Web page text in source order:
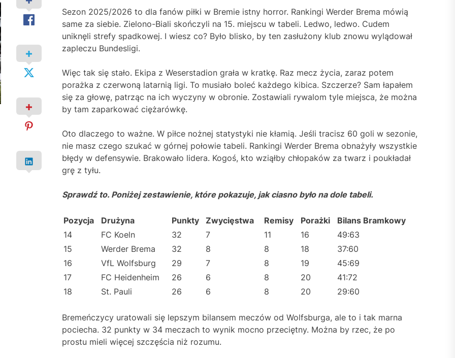
Sezon 2025/2026 to dla fanów piłki w Bremie istny horror. Rankingi Werder Brema mówią
same za siebie. Zielono-Biali skończyli na 15. miejscu w tabeli. Ledwo, ledwo. Cudem
uniknęli strefy spadkowej. I wiesz co? Było blisko, by ten zasłużony klub znowu wylądował
zapleczu Bundesligi.
Więc tak się stało. Ekipa z Weserstadion grała w kratkę. Raz mecz życia, zaraz potem
porażka z czerwoną latarnią ligi. To musiało boleć każdego kibica. Szczerze? Sam łapałem
się za głowę, patrząc na ich wyczyny w obronie. Zostawiali rywalom tyle miejsca, że można
by tam zaparkować ciężarówkę.
Oto dlaczego to ważne. W piłce nożnej statystyki nie kłamią. Jeśli tracisz 60 goli w sezonie,
nie masz czego szukać w górnej połowie tabeli. Rankingi Werder Brema obnażyły wszystkie
błędy w defensywie. Brakowało lidera. Kogoś, kto wziąłby chłopaków za twarz i poukładał
grę z tyłu.
Sprawdź to. Poniżej zestawienie, które pokazuje, jak ciasno było na dole tabeli.
Pozycja Drużyna Punkty Zwycięstwa Remisy Porażki
Bilans Bramkowy
14
FC Koeln 32 7 11 16
49:63
15
Werder Brema 32 8 8 18
37:60
16
VfL Wolfsburg 29 7 8 19
45:69
17
FC Heidenheim 26 6 8 20
41:72
18
St. Pauli 26 6 8 20 29:60
Bremeńczycy uratowali się lepszym bilansem meczów od Wolfsburga, ale to i tak marna
pociecha. 32 punkty w 34 meczach to wynik mocno przeciętny. Można by rzec, że po
prostu mieli więcej szczęścia niż rozumu.